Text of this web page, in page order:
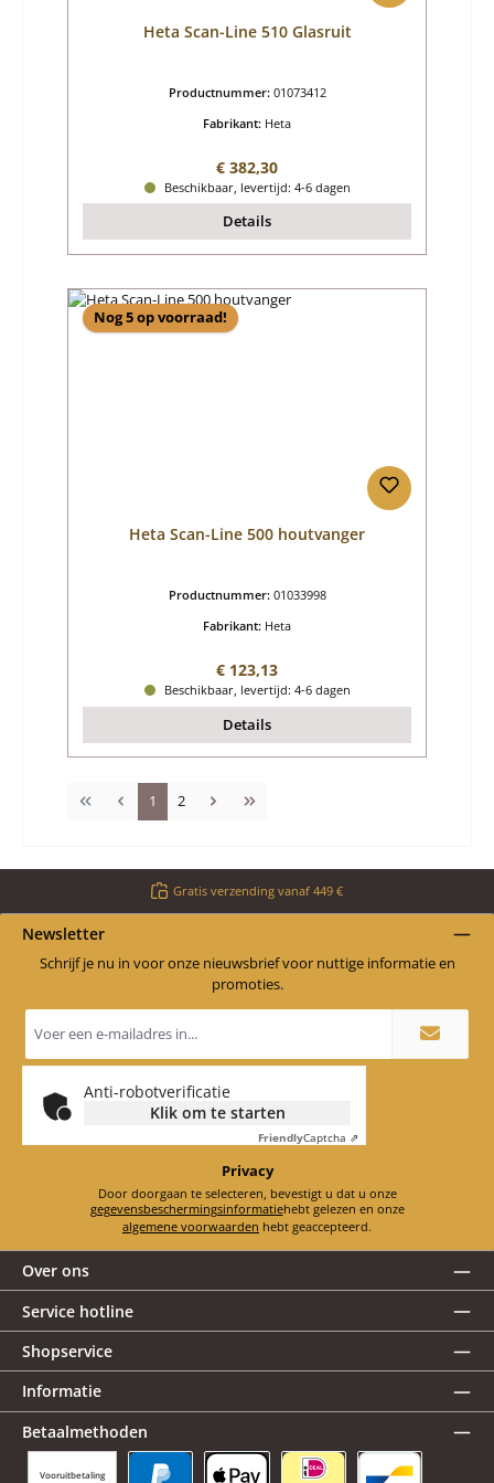
Heta Scan-Line 510 Glasruit
Productnummer: 01073412
Fabrikant: Heta
Normale prijs:
€ 382,30
Beschikbaar, levertijd: 4-6 dagen
Details
Nog 5 op voorraad!
Heta Scan-Line 500 houtvanger
Productnummer: 01033998
Fabrikant: Heta
Normale prijs:
€ 123,13
Beschikbaar, levertijd: 4-6 dagen
Details
Pagina
1 Pagina
2
Gratis verzending vanaf 449 €
Newsletter
Schrijf je nu in voor onze nieuwsbrief voor nuttige informatie en
promoties.
mailadres
Anti-robotverificatie
Klik om te starten
FriendlyCaptcha ⇗
Privacy
Door doorgaan te selecteren, bevestigt u dat u onze
gegevensbeschermingsinformatie
hebt gelezen en onze
algemene voorwaarden hebt geaccepteerd.
Over ons
Service hotline
Shopservice
Informatie
Betaalmethoden
Vooruitbetaling